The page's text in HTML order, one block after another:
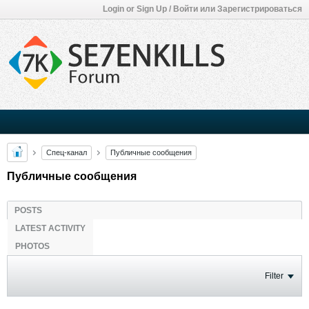
Login or Sign Up / Войти или Зарегистрироваться
Спец-канал Публичные сообщения
Публичные сообщения
POSTS
LATEST ACTIVITY
PHOTOS
Filter